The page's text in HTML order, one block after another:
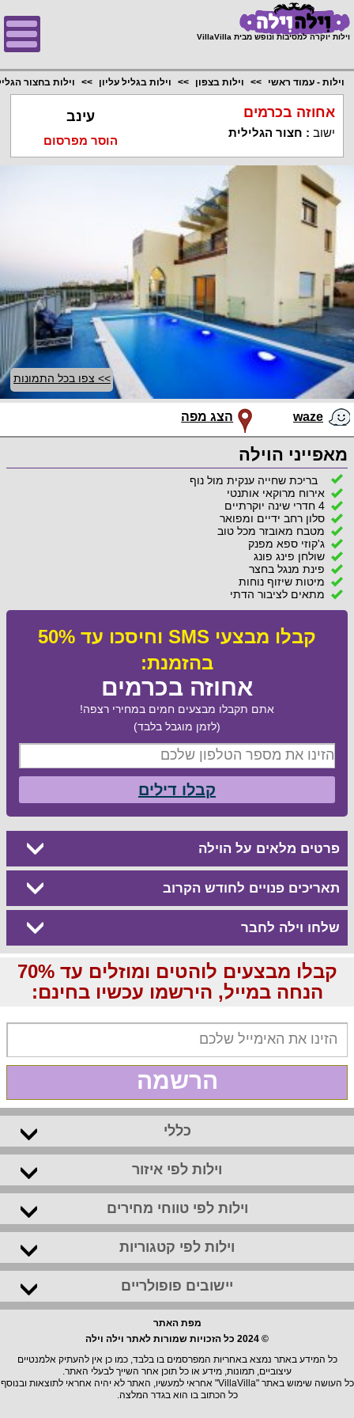
וילות יוקרה למסיבות ונופש מבית VillaVilla
וילות - עמוד ראשי וילות בצפון וילות בגליל עליון וילות בחצור
אחוזה בכרמים
ישוב : חצור הגלילית
עינב
הוסר מפרסום
>> צפו בכל התמונות
waze הצג מפה
מאפייני הוילה
בריכת שחייה ענקית מול נוף
אירוח מרוקאי אותנטי
4 חדרי שינה יוקרתיים
סלון רחב ידיים ומפואר
מטבח מאובזר מכל טוב
ג'קוזי ספא מפנק
שולחן פינג פונג
פינת מנגל בחצר
מיטות שיזוף נוחות
מתאים לציבור הדתי
קבלו מבצעי SMS וחיסכו עד 50%
בהזמנת:
אחוזה בכרמים
אתם תקבלו מבצעים חמים במחירי רצפה!
(לזמן מוגבל בלבד)
קבלו דילים
פרטים מלאים על הוילה
תאריכים פנויים לחודש הקרוב
שלחו וילה לחבר
קבלו מבצעים לוהטים ומוזלים עד 70%
הנחה במייל, הירשמו עכשיו בחינם:
הרשמה
כללי
וילות לפי איזור
וילות לפי טווחי מחירים
וילות לפי קטגוריות
יישובים פופולריים
מפת האתר
© 2024 כל הזכויות שמורות לאתר וילה וילה
כל המידע באתר נמצא באחריות המפרסמים בו בלבד, כמו כן אין להעתיק אלמנטיים
עיצוביים, תמונות, מידע או כל תוכן אחר השייך לבעלי האתר.
כל העושה שימוש באתר "VillaVilla" אחראי למעשיו, האתר לא יהיה אחראי לתוצאות ובנוסף
כל הכתוב בו הוא בגדר המלצה.